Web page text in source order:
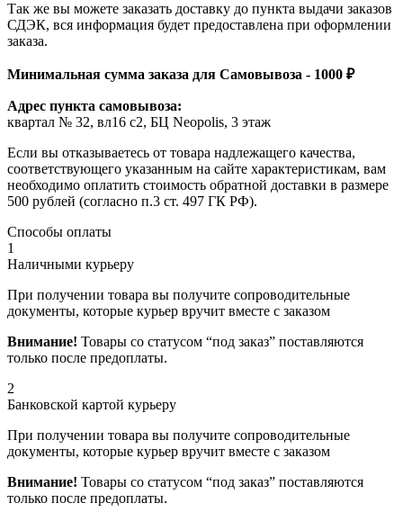
Так же вы можете заказать доставку до пункта выдачи заказов
СДЭК, вся информация будет предоставлена при оформлении
заказа.
Минимальная сумма заказа для Самовывоза - 1000 ₽
Адрес пункта самовывоза:
квартал № 32, вл16 с2, БЦ Neopolis, 3 этаж
Если вы отказываетесь от товара надлежащего качества,
соответствующего указанным на сайте характеристикам, вам
необходимо оплатить стоимость обратной доставки в размере
500 рублей (согласно п.3 ст. 497 ГК РФ).
Способы оплаты
1
Наличными курьеру
При получении товара вы получите сопроводительные
документы, которые курьер вручит вместе с заказом
Внимание! Товары со статусом “под заказ” поставляются
только после предоплаты.
2
Банковской картой курьеру
При получении товара вы получите сопроводительные
документы, которые курьер вручит вместе с заказом
Внимание! Товары со статусом “под заказ” поставляются
только после предоплаты.